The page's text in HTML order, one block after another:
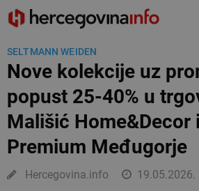
SELTMANN WEIDEN
Nove kolekcije uz
popust 25-40% u
Mališić Home&Decor
Premium Međugorje
Hercegovina.info 19.05.2026.